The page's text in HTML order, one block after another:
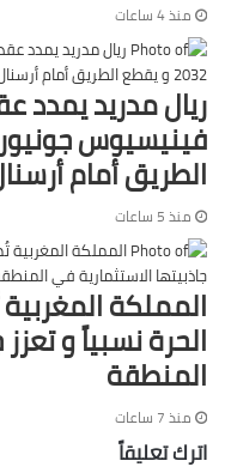
منذ 4 ساعات
ريال مدريد يمدد
الطريق أمام
منذ 5 ساعات
المملكة
الحرة نسبياً و
المنطقة
منذ 7 ساعات
اترك تعليقاً